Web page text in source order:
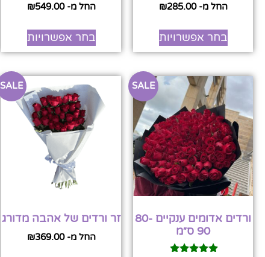
החל מ- ₪285.00
בחר אפשרויות
החל מ- ₪549.00
בחר אפשרויות
SALE
ורדים אדומים ענקיים 80-
90 ס״מ
SALE
זר ורדים של אהבה מדורג
החל מ- ₪369.00